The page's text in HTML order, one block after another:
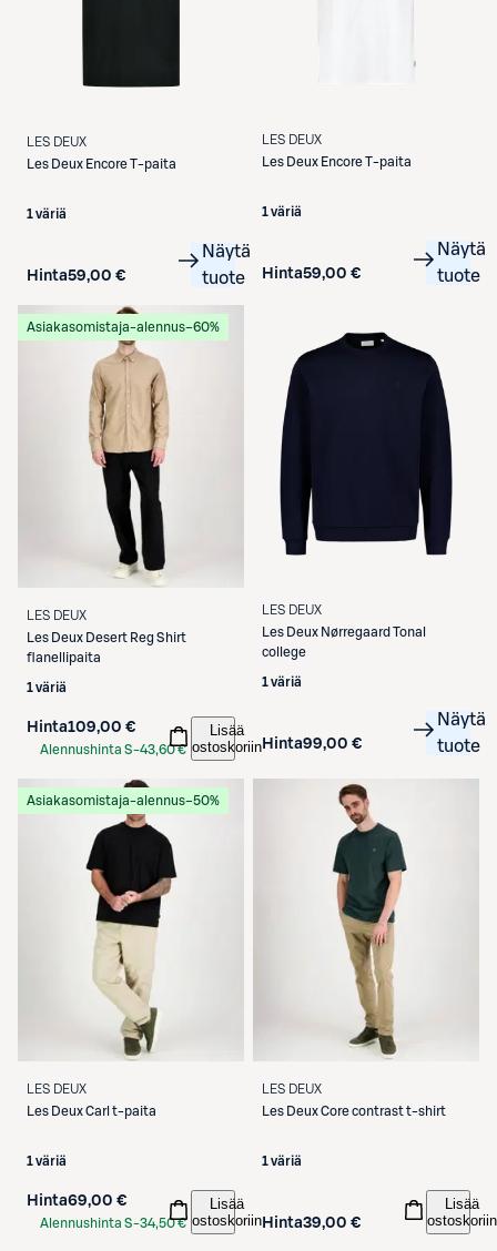
LES DEUX
Les Deux Encore T-paita
1 väriä
Hinta59,00 €
Näytä
tuote
LES DEUX
Les Deux Encore T-paita
1 väriä
Hinta59,00 €
Näytä
tuote
Asiakasomistaja-alennus−60%
LES DEUX
Les Deux Desert Reg Shirt
flanellipaita
1 väriä
Hinta109,00 €
Alennushinta S-43,60 €
Lisää
ostoskoriin
LES DEUX
Les Deux Nørregaard Tonal
college
1 väriä
Hinta99,00 €
Näytä
tuote
Asiakasomistaja-alennus−50%
LES DEUX
Les DeuxCarl t-paita
1 väriä
Hinta69,00 €
Alennushinta S-34,50 €
Lisää
ostoskoriin
LES DEUX
Les DeuxCore contrast t-shirt
1 väriä
Hinta39,00 €
Lisää
ostoskoriin